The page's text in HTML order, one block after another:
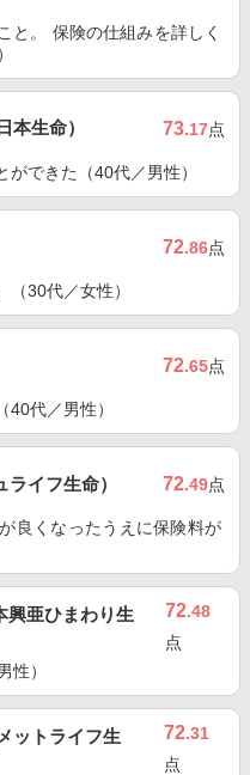
と。 保険の仕組みを詳しく
本生命） 73.17点
できた（40代／男性）
72.86点
30代／女性）
72.65点
代／男性）
イフ生命） 72.49点
良くなったうえに保険料が
興亜ひまわり生
72.48
点
性）
ットライフ生
72.31
点